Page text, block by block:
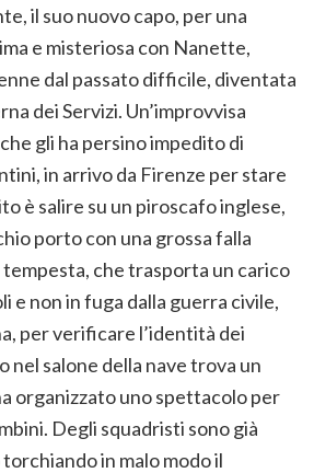
il suo nuovo capo, per una
e misteriosa con Nanette,
dal passato difficile, diventata
dei Servizi. Un’improvvisa
gli ha persino impedito di
in arrivo da Firenze per stare
è salire su un piroscafo inglese,
porto con una grossa falla
che trasporta un carico
e non in fuga dalla guerra civile,
per verificare l’identità dei
nel salone della nave trova un
organizzato uno spettacolo per
Degli squadristi sono già
in malo modo il